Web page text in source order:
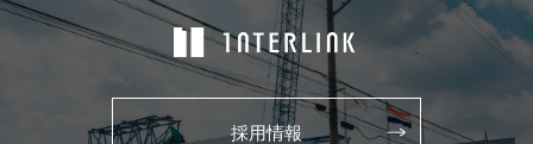
採用情報